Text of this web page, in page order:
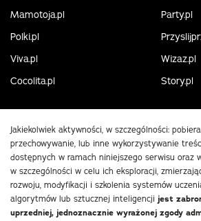
Mamotoja.pl
Party.pl
Polki.pl
Viva.pl
Wizaz.pl
Cocolita.pl
Story.pl
Jakiekolwiek aktywności, w szczególności:
przechowywanie, lub inne wykorzystywanie
dostępnych w ramach niniejszego serwisu oraz
w szczególności w celu ich eksploracji,
rozwoju, modyfikacji i szkolenia systemów
algorytmów lub sztucznej inteligencji jest
uprzedniej, jednoznacznie wyrażonej zgody